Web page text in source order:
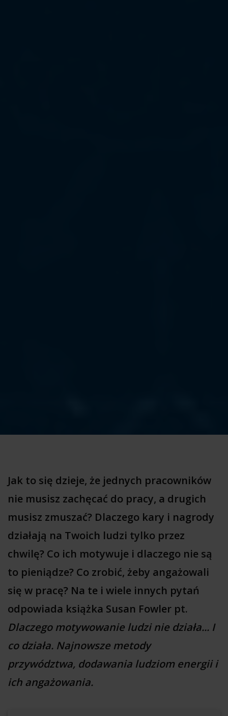
Jak to się dzieje, że jednych pracowników
nie musisz zachęcać do pracy, a drugich
musisz zmuszać? Dlaczego kary i nagrody
działają na Twoich ludzi tylko przez
chwilę? Co ich motywuje i dlaczego nie są
to pieniądze? Co zrobić, żeby angażowali
się w pracę? Na te i wiele innych pytań
odpowiada książka Susan Fowler pt.
Dlaczego motywowanie ludzi nie działa... I
co działa. Najnowsze metody
przywództwa, dodawania ludziom energii i
ich angażowania.